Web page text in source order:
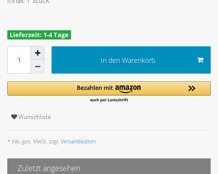
Lieferzeit: 1-4 Tage
In den Warenkorb
Wunschliste
* inkl. ges. MwSt. zzgl. Versandkosten
Zuletzt angesehen